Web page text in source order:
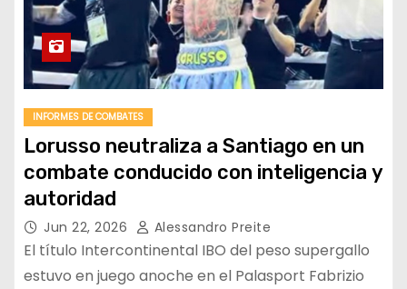
INFORMES DE COMBATES
Lorusso neutraliza a Santiago en un
combate conducido con inteligencia y
autoridad
Jun 22, 2026 Alessandro Preite
El título Intercontinental IBO del peso supergallo
estuvo en juego anoche en el Palasport Fabrizio